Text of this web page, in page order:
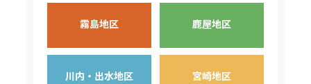
霧島地区 鹿屋地区
川内・出水地区 宮崎地区